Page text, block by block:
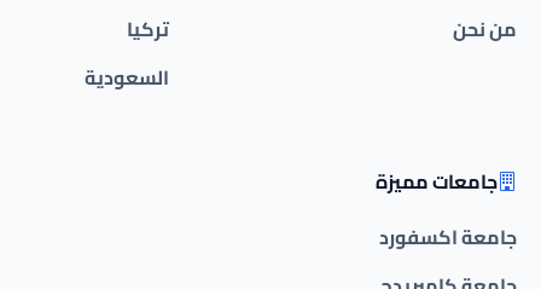
من نحن
تركيا
السعودية
جامعات مميزة
جامعة اكسفورد